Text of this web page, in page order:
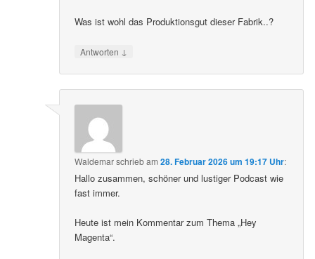
Was ist wohl das Produktionsgut dieser Fabrik..?
Antworten ↓
Waldemarschriebam28. Februar 2026 um 19:17 Uhr:
Hallo zusammen, schöner und lustiger Podcast wie
fast immer.
Heute ist mein Kommentar zum Thema „Hey
Magenta“.